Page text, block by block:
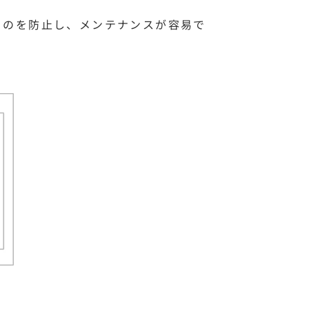
を防止し、メンテナンスが容易で